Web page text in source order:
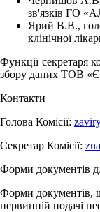
зв'язків ГО
Ярий В.В.,
клінічної
Функції секретаря
збору даних ТОВ
Контакти
Голова Комісії:
Секретар Комісії:
Форми документів
Форми документів,
первинній подачі